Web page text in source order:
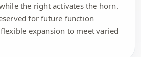
the right activates the horn.
for future function
expansion to meet varied